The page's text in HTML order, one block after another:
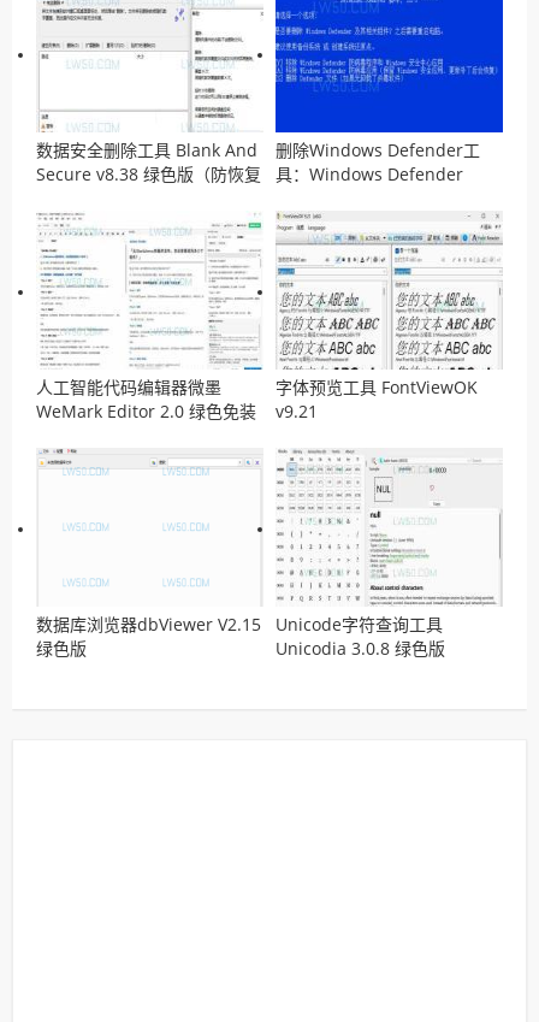
数据安全删除工具 Blank And
Secure v8.38 绿色版（防恢复
删除Windows Defender工
具：Windows Defender
人工智能代码编辑器微墨
WeMark Editor 2.0 绿色免装
字体预览工具 FontViewOK
v9.21
数据库浏览器dbViewer V2.15
绿色版
Unicode字符查询工具
Unicodia 3.0.8 绿色版